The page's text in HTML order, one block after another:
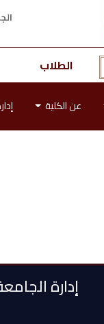
الطلاب
عن الكلية
إدارة